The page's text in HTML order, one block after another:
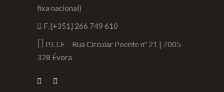
fixa nacional)
F. [+351] 266 749 610
P.I.T.E – Rua Circular Poente nº 21 | 7005-
328 Évora